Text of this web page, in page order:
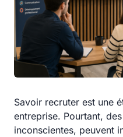
Savoir recruter est une
entreprise. Pourtant,
inconscientes, peuvent